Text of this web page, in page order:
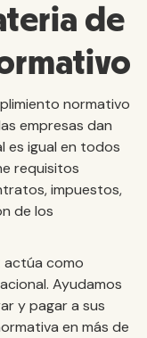
de
normativo
empresas dan
es igual en todos
requisitos
impuestos,
de los
actúa como
Ayudamos
y pagar a sus
en más de